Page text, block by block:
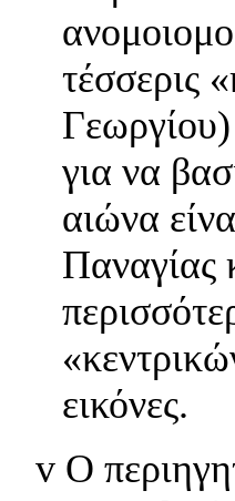
τέσσερις
Γεωργίου)
για να
αιώνα
Παναγίας
εικόνες.
v Ο